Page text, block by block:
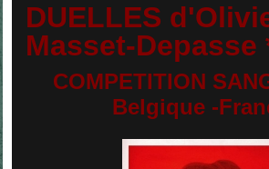
DUELLES
Masset-Depasse
COMPETITION
Belgique -